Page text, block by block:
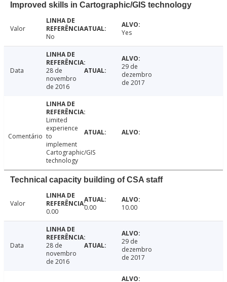
Improved skills in Cartographic/GIS technology
Valor
No
Yes
Data
28 de
novembro
de 2016
29 de
dezembro
de 2017
Comentário
Limited
experience
to
implement
Cartographic/GIS
technology
Technical capacity building of CSA staff
Valor
0.00
0.00 10.00
Data
28 de
novembro
de 2016
29 de
dezembro
de 2017